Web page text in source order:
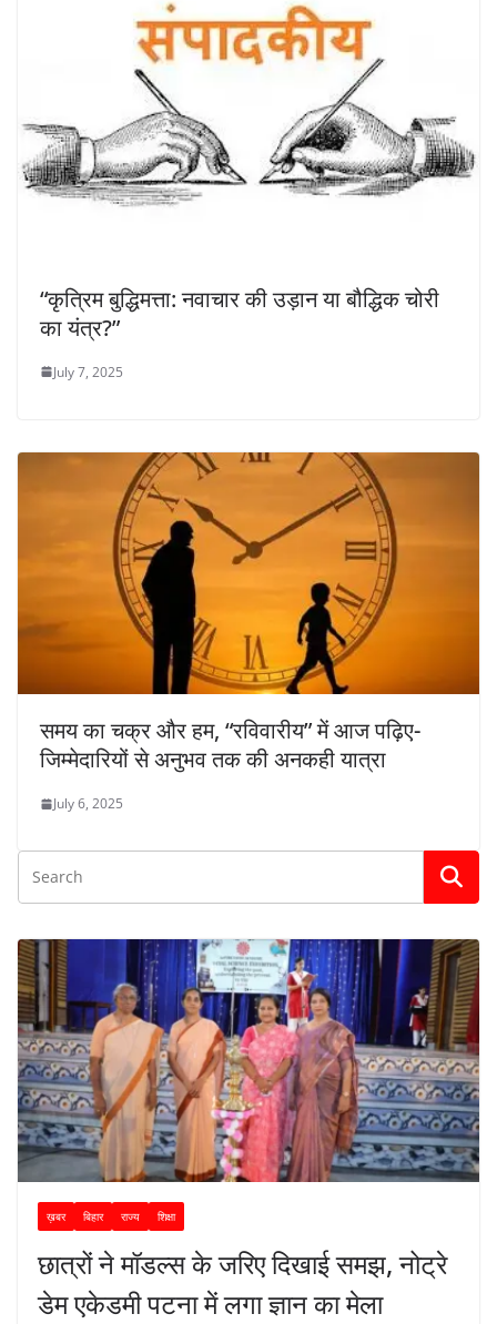
“कृत्रिम बुद्धिमत्ता: नवाचार की उड़ान या बौद्धिक चोरी
का यंत्र?”
July 7, 2025
समय का चक्र और हम, “रविवारीय” में आज पढ़िए-
जिम्मेदारियों से अनुभव तक की अनकही यात्रा
July 6, 2025
ख़बर बिहार राज्य शिक्षा
छात्रों ने मॉडल्स के जरिए दिखाई समझ, नोट्रे
डेम एकेडमी पटना में लगा ज्ञान का मेला